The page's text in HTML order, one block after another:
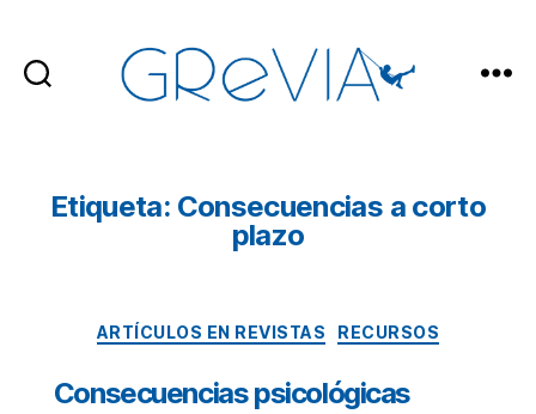
Etiqueta: Consecuencias a corto
plazo
Categorías
ARTÍCULOS EN REVISTAS RECURSOS
Consecuencias psicológicas